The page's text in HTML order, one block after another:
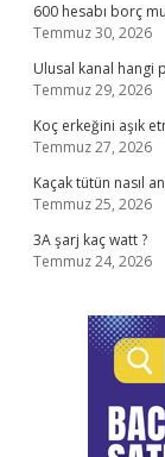
600 hesabı borç
Temmuz 30, 2026
Ulusal kanal hangi
Temmuz 29, 2026
Koç erkeğini aşık
Temmuz 27, 2026
Kaçak tütün nasıl
Temmuz 25, 2026
3A şarj kaç watt ?
Temmuz 24, 2026